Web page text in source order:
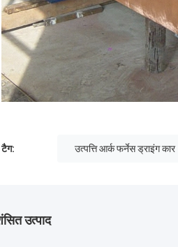
टैग: उत्पत्ति आर्क फर्नेस ड्राइंग कार
उत्पाद